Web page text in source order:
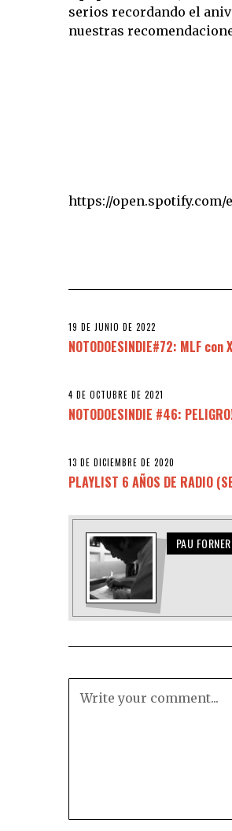
serios recordando el
nuestras
https://open.spotify.com/
19 DE JUNIO DE 2022
NOTODOESINDIE#72: MLF con
4 DE OCTUBRE DE 2021
NOTODOESINDIE #46:
13 DE DICIEMBRE DE 2020
PLAYLIST 6 AÑOS DE RADIO
PAU FORNER